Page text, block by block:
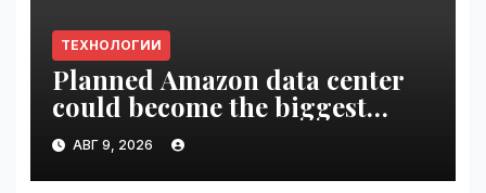
ТЕХНОЛОГИИ
Planned Amazon data center
could become the biggest
climate polluter in the U.S. |
VseTime.ru
АВГ 9, 2026